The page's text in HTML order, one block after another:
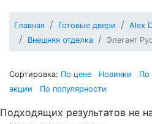
Главная Готовые двери Alex
Внешняя отделка
Элегант
Сортировка: По цене Новинки
По
акции
По популярности
Подходящих результатов не